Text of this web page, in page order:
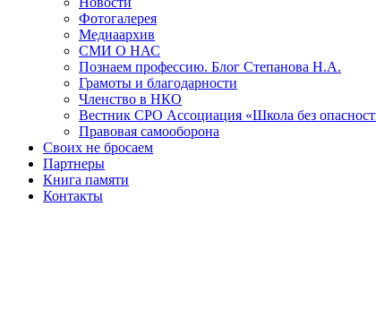
Фотогалерея
Медиаархив
СМИ О НАС
Познаем профессию. Блог Степанова Н.А.
Грамоты и благодарности
Членство в НКО
Вестник СРО Ассоциация «Школа без
Правовая самооборона
Своих не бросаем
Партнеры
Книга памяти
Контакты